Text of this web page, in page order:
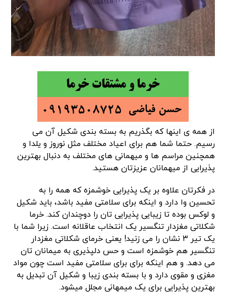
از همه ی اینها که بگذریم به بسته بندی شکیل آن می
رسیم. حتما شما هم برای اعیاد مختلف مثل نوروز و یلدا و
همچنین مراسم ها و میهمانی های مختلف به دنبال بهترین
پذیرایی از میهمانان عزیزتان هستید.
در فکرتان علاوه بر یک پذیرایی خوشمزه که همه را به
تحسین وا دارد و اینکه برای سلامتی مفید باشد، باید شکیل
و لوکس بوده تا زیبایی پذیرایی تان را دوچندان کند. خرما
شکلاتی مغزدار تنگسیر یک انتخاب عاقلانه است. زیرا شما با
یک تیر ۳ نشان را می زنید! یعنی خرمای شکلاتی مغزدار
تنگسیر هم خوشمزه است و حس دلپذیری به میمانان تان
می دهد. و هم اینکه برای برای سلامتی مفید است چون مواد
مغزی و مقوی دارد و با بسته بندی زیبا و شکیل آن تبدیل به
بهترین پذیرایی برای یک میمهانی مجلل میشود.